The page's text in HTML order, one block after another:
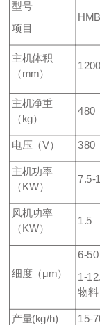
型号
项目
主机体积
（mm）
主机净重
（kg）
480
电压（V） 380
主机功率
（KW）
7.5-
风机功率
（KW）
1.5
细度（μm）
6-50
1-
物料
产量(kg/h) 15-